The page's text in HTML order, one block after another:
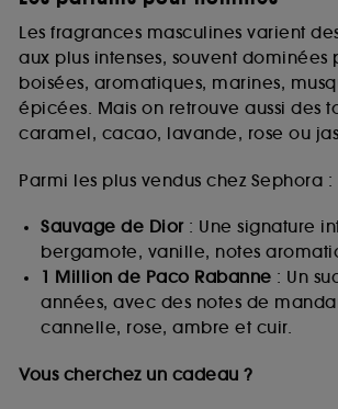
Les fragrances masculines varient
aux plus intenses, souvent dominées
boisées, aromatiques, marines,
épicées. Mais on retrouve aussi des
caramel, cacao, lavande, rose ou
Parmi les plus vendus chez Sephora :
Sauvage de Dior: Une signature
bergamote, vanille, notes
1 Million de Paco Rabanne : Un
années, avec des notes de
cannelle, rose, ambre et cuir.
Vous cherchez un cadeau ?